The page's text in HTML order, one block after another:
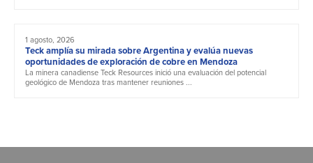
1 agosto, 2026
Teck amplía su mirada sobre Argentina y evalúa nuevas
oportunidades de exploración de cobre en Mendoza
La minera canadiense Teck Resources inició una evaluación del potencial
geológico de Mendoza tras mantener reuniones ...